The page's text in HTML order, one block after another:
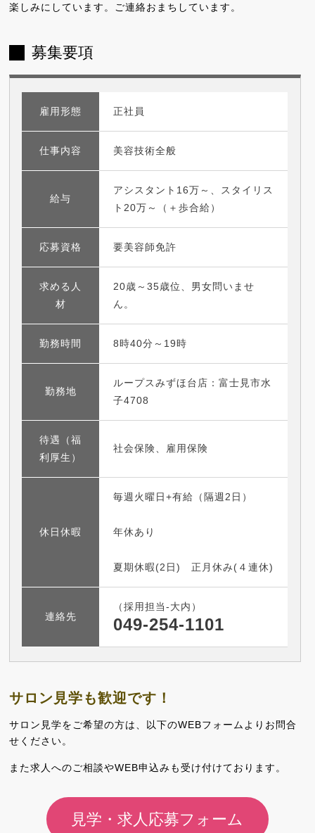
楽しみにしています。ご連絡おまちしています。
募集要項
雇用形態 正社員
仕事内容 美容技術全般
給与
アシスタント16万～、スタイリス
ト20万～（＋歩合給）
応募資格 要美容師免許
求める人
材
20歳～35歳位、男女問いませ
ん。
勤務時間 8時40分～19時
勤務地
ループスみずほ台店：富士見市水
子4708
待遇（福
利厚生）
社会保険、雇用保険
休日休暇
毎週火曜日+有給（隔週2日）
年休あり
夏期休暇(2日) 正月休み(４連休)
連絡先
（採用担当-大内）
049-254-1101
サロン見学も歓迎です！
サロン見学をご希望の方は、以下のWEBフォームよりお問合
せください。
また求人へのご相談やWEB申込みも受け付けております。
見学・求人応募フォーム